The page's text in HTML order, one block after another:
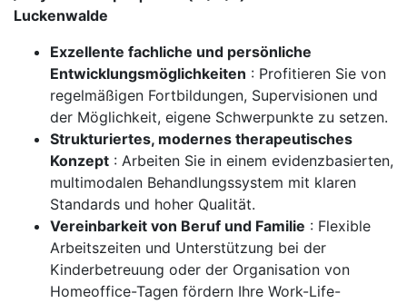
Luckenwalde
Exzellente fachliche und persönliche
Entwicklungsmöglichkeiten : Profitieren Sie von
regelmäßigen Fortbildungen, Supervisionen und
der Möglichkeit, eigene Schwerpunkte zu setzen.
Strukturiertes, modernes therapeutisches
Konzept : Arbeiten Sie in einem evidenzbasierten,
multimodalen Behandlungssystem mit klaren
Standards und hoher Qualität.
Vereinbarkeit von Beruf und Familie : Flexible
Arbeitszeiten und Unterstützung bei der
Kinderbetreuung oder der Organisation von
Homeoffice-Tagen fördern Ihre Work-Life-